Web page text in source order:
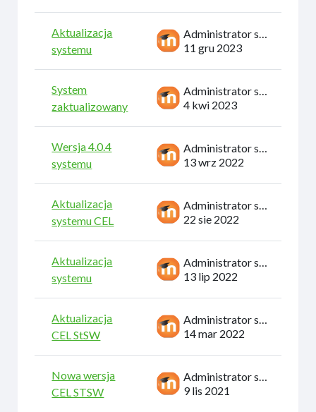
Aktualizacja
systemu
11 gru 2023
System
zaktualizowany
4 kwi 2023
Wersja 4.0.4
systemu
13 wrz 2022
Aktualizacja
systemu CEL
22 sie 2022
Aktualizacja
systemu
13 lip 2022
Aktualizacja
CEL StSW
14 mar 2022
Nowa wersja
CEL STSW
9 lis 2021